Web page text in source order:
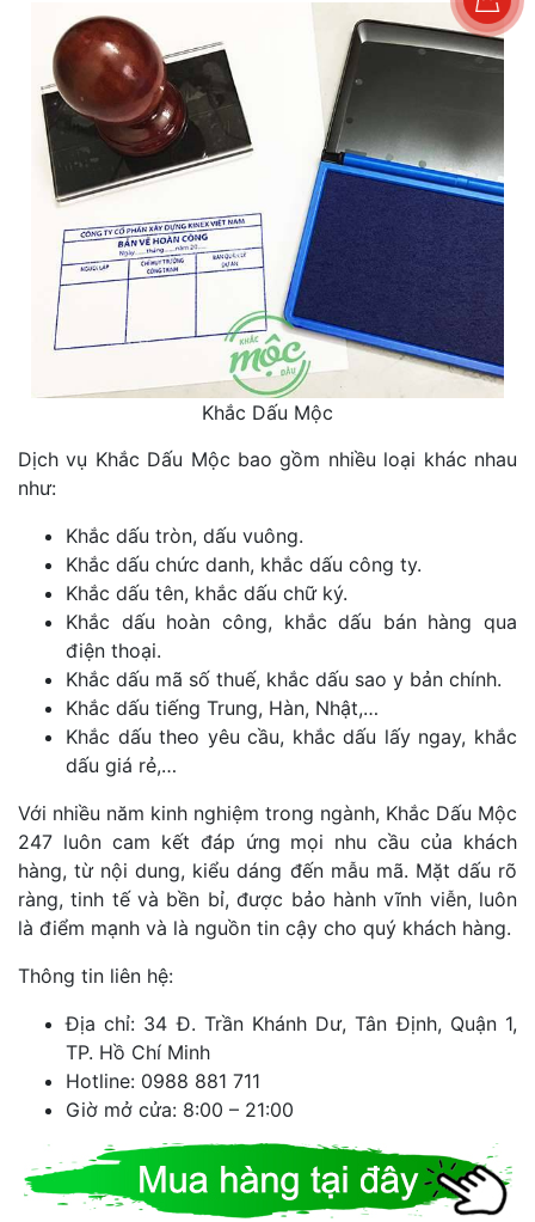
Khắc Dấu Mộc
Dịch vụ Khắc Dấu Mộc bao gồm nhiều loại khác nhau
như:
Khắc dấu tròn, dấu vuông.
Khắc dấu chức danh, khắc dấu công ty.
Khắc dấu tên, khắc dấu chữ ký.
Khắc dấu hoàn công, khắc dấu bán hàng qua
điện thoại.
Khắc dấu mã số thuế, khắc dấu sao y bản chính.
Khắc dấu tiếng Trung, Hàn, Nhật,…
Khắc dấu theo yêu cầu, khắc dấu lấy ngay, khắc
dấu giá rẻ,…
Với nhiều năm kinh nghiệm trong ngành, Khắc Dấu Mộc
247 luôn cam kết đáp ứng mọi nhu cầu của khách
hàng, từ nội dung, kiểu dáng đến mẫu mã. Mặt dấu rõ
ràng, tinh tế và bền bỉ, được bảo hành vĩnh viễn, luôn
là điểm mạnh và là nguồn tin cậy cho quý khách hàng.
Thông tin liên hệ:
Địa chỉ: 34 Đ. Trần Khánh Dư, Tân Định, Quận 1,
TP. Hồ Chí Minh
Hotline: 0988 881 711
Giờ mở cửa: 8:00 – 21:00